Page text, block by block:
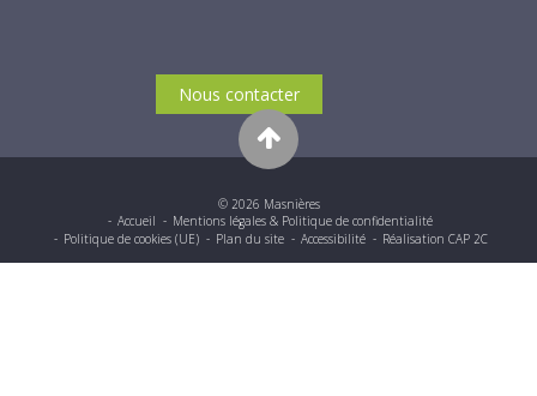
Nous contacter
© 2026 Masnières
Accueil
Mentions légales & Politique de confidentialité
Politique de cookies (UE)
Plan du site Accessibilité Réalisation CAP 2C